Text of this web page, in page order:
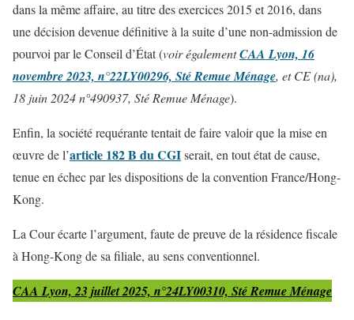
dans la même affaire, au titre des exercices 2015 et 2016, dans
une décision devenue définitive à la suite d’une non-admission de
pourvoi par le Conseil d’État (voir égalementCAA Lyon, 16
novembre 2023, n°22LY00296, Sté Remue Ménage, et CE (na),
18 juin 2024 n°490937, Sté Remue Ménage).
Enfin, la société requérante tentait de faire valoir que la mise en
œuvre de l’article 182 B du CGIserait, en tout état de cause,
tenue en échec par les dispositions de la convention France/Hong-
Kong.
La Cour écarte l’argument, faute de preuve de la résidence fiscale
à Hong-Kong de sa filiale, au sens conventionnel.
CAA Lyon, 23 juillet 2025, n°24LY00310, Sté Remue Ménage